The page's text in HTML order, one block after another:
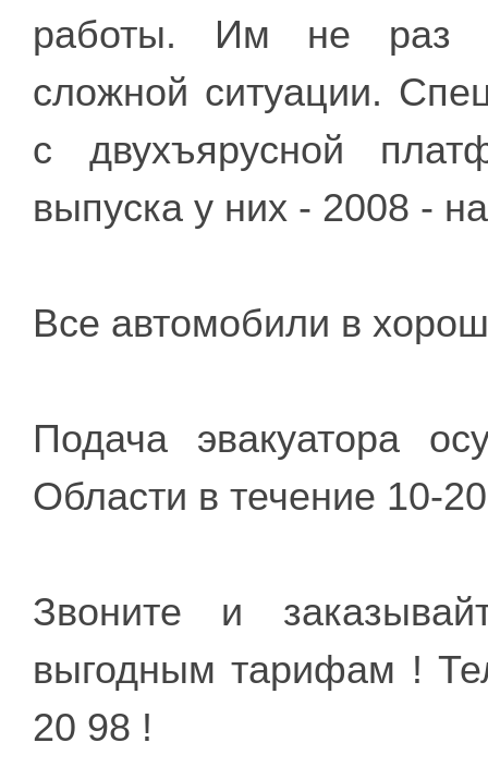
работы. Им не раз
сложной ситуации.
с двухъярусной
выпуска у них - 2008 -
Все автомобили в
Подача эвакуатора
Области в течение 10-
Звоните и
выгодным тарифам !
20 98 !